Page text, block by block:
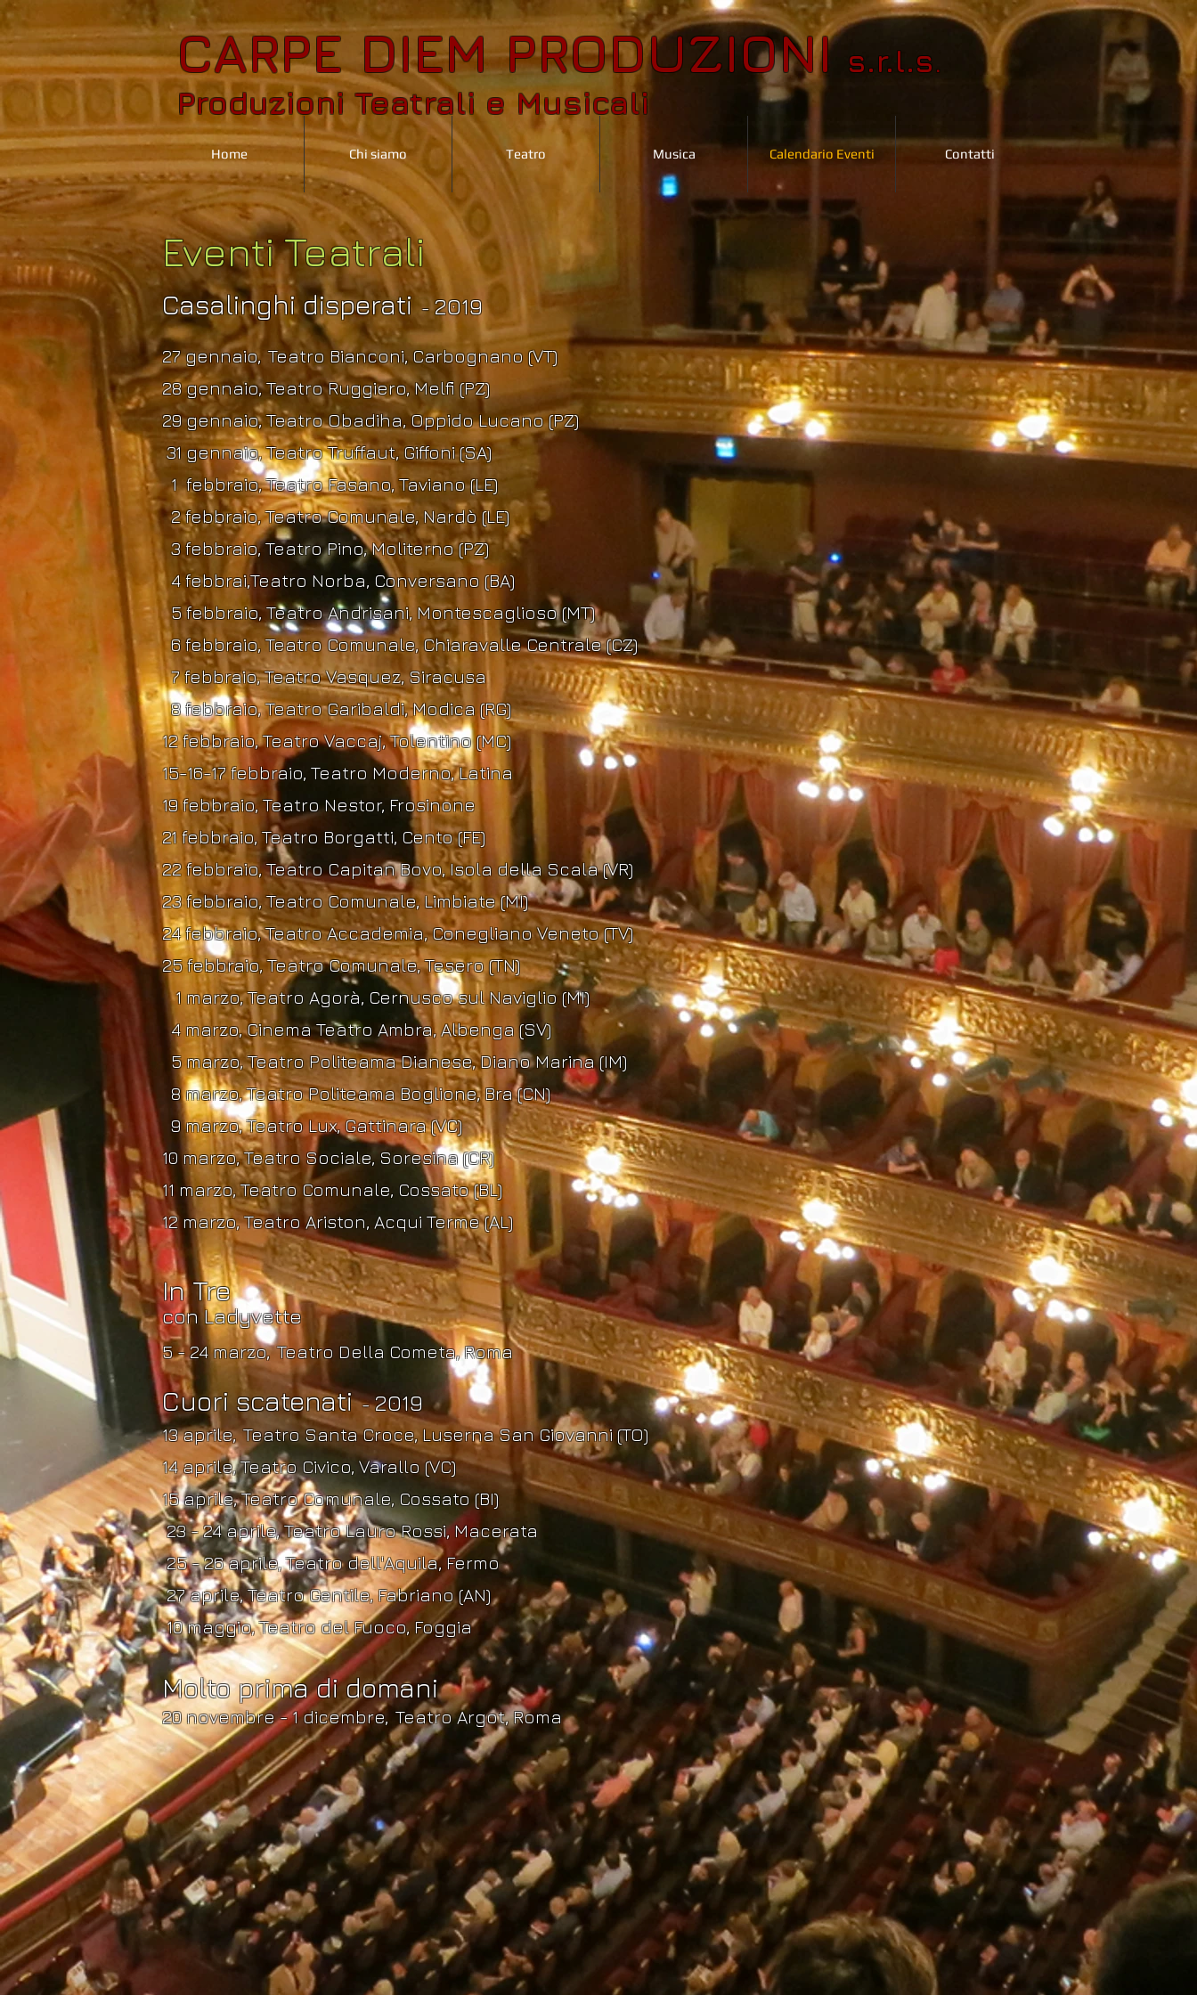
CARPE DIEM PRODUZIONI s.r.l.s.
Produzioni Teatrali e Musicali
Home Chi siamo Teatro Musica Calendario Eventi Contatti
Eventi Teatrali
Casalinghi disperati - 2019
27 gennaio, Teatro Bianconi, Carbognano (VT)
28 gennaio, Teatro Ruggiero, Melfi (PZ)
29gennaio, Teatro Obadiha, Oppido Lucano (PZ)
31 gennaio, Teatro Truffaut, Giffoni (SA)
1 febbraio, Teatro Fasano, Taviano (LE)
2 febbraio,Teatro Comunale, Nardò (LE)
3 febbraio, Teatro Pino, Moliterno (PZ)
4 febbrai,Teatro Norba, Conversano (BA)
5 febbraio, Teatro Andrisani, Montescaglioso (MT)
6 febbraio, Teatro Comunale, Chiaravalle Centrale (CZ)
7 febbraio, Teatro Vasquez, Siracusa
8 febbraio, Teatro Garibaldi, Modica (RG)
12 febbraio, Teatro Vaccaj, Tolentino (MC)
15-16-17 febbraio, Teatro Moderno, Latina
19 febbraio, Teatro Nestor, Frosinone
21 febbraio, Teatro Borgatti, Cento (FE)
22 febbraio, Teatro Capitan Bovo, Isola della Scala (VR)
23 febbraio, Teatro Comunale, Limbiate (MI)
24 febbraio, Teatro Accademia, Conegliano Veneto (TV)
25 febbraio, Teatro Comunale, Tesero (TN)
1 marzo, Teatro Agorà, Cernusco sul Naviglio (MI)
4 marzo, Cinema Teatro Ambra, Albenga (SV)
5 marzo, Teatro Politeama Dianese, Diano Marina (IM)
8 marzo, Teatro Politeama Boglione, Bra (CN)
9 marzo, Teatro Lux, Gattinara (VC)
10 marzo, Teatro Sociale, Soresina (CR)
11 marzo, Teatro Comunale, Cossato (BL)
12 marzo, Teatro Ariston, Acqui Terme (AL)
In Tre
con Ladyvette
5 - 24 marzo, Teatro Della Cometa, Roma
Cuori scatenati-2019
13 aprile, Teatro Santa Croce, LusernaSan Giovanni (TO)
14 aprile, Teatro Civico, Varallo (VC)
15aprile, Teatro Comunale, Cossato (BI)
23 - 24 aprile, Teatro Lauro Rossi, Macerata
25 - 26 aprile, Teatro dell'Aquila, Fermo
27 aprile,Teatro Gentile, Fabriano (AN)
10 maggio, Teatro del Fuoco, Foggia
Molto prima di domani
20 novembre - 1 dicembre, Teatro Argot, Roma